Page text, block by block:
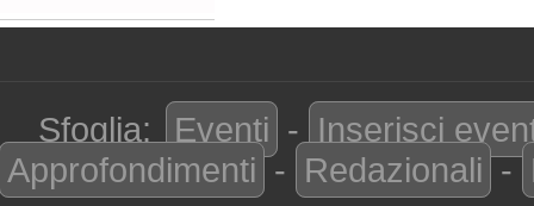
Sfoglia: Eventi - Inserisci
Approfondimenti - Redazionali -